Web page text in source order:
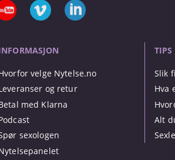
velge Nytelse.no
og retur
med Klarna
sexologen
TIPS
Slik
Hva
Alt